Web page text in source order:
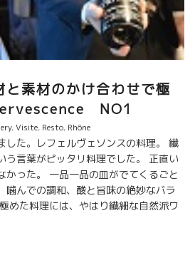
素材のかけ合わせで極
NO1
,Visite, Resto, Rhône
した。レフェルヴェソンスの料理。 繊
う言葉がピッタリ料理でした。 正直い
かった。 一品一品の皿がでてくるごと
噛んでの調和、酸と旨味の絶妙なバラ
めた料理には、やはり繊細な自然派ワ
ょう。 ノマをはじめ世界の超一流レ